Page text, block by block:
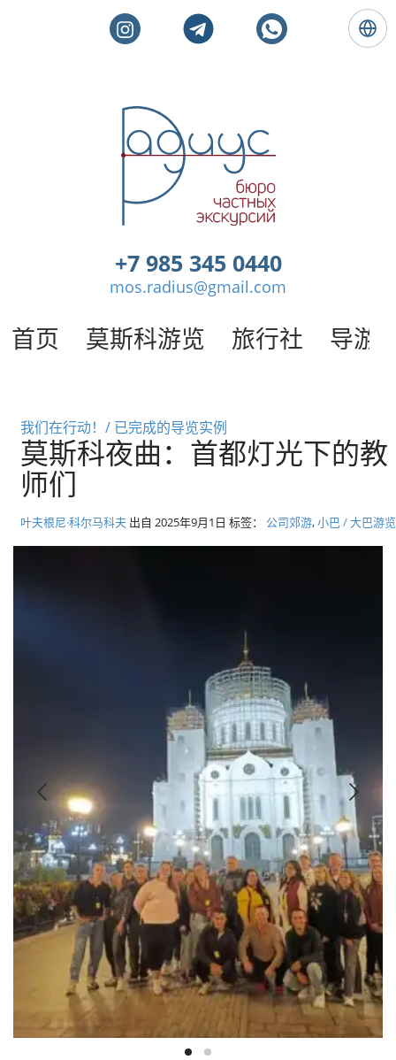
莫
斯
科
游
。
莫
斯
导
游
语
+7 985 345 0440
mos.radius@gmail.com
首页 莫斯科游览 旅行社 导游
莫斯科私人旅游和导游
我们在行动！/ 已完成的导览实例
莫斯科夜曲：首都灯光下的教
师们
叶夫根尼·科尔马科夫出自 2025年9月1日 标签： 公司郊游,小巴 / 大巴游览